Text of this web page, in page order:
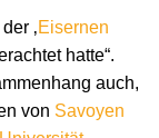
‚Eisernen
hatte“.
auch,
von Savoyen